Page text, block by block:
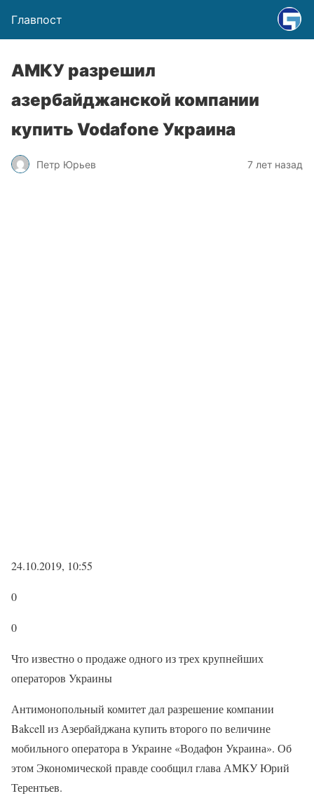
Главпост
АМКУ разрешил
азербайджанской компании
купить Vodafone Украина
Петр Юрьев 7 лет назад
24.10.2019, 10:55
0
0
Что известно о продаже одного из трех крупнейших
операторов Украины
Антимонопольный комитет дал разрешение компании
Bakcell из Азербайджана купить второго по величине
мобильного оператора в Украине «Водафон Украина». Об
этом Экономической правде сообщил глава АМКУ Юрий
Терентьев.